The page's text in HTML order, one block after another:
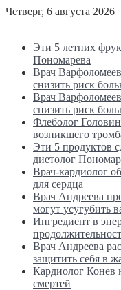
Четверг, 6 августа 2026
Эти 5 летних
Пономарева
Врач
снизить риск
Врач
снизить риск
Флеболог
возникшего
Эти 5 продуктов
диетолог
Врач-кардиолог
для сердца
Врач Андреева
могут усугубить
Ингредиент в
Врач Андреева
защитить себя в
Кардиолог Конев
смертей